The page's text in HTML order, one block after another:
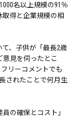
名以上規模の91％
得と企業規模の相
、子供が「最長2歳
見を伺ったとこ
リーコメントでも
されたことで何月生
の確保とコスト」